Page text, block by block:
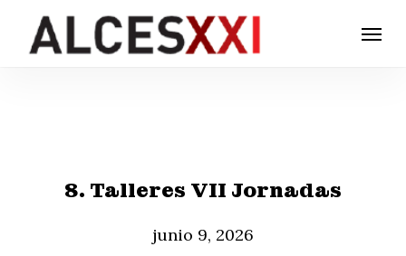
Menu
8. Talleres VII Jornadas
junio 9, 2026